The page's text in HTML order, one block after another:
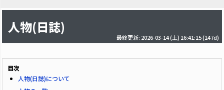
人物(日誌)
最終更新: 2026-03-14 (土) 16:41:15(147d)
目次
人物(日誌)について